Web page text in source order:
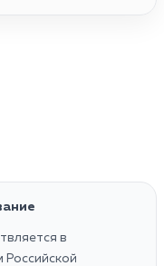
в
Российской